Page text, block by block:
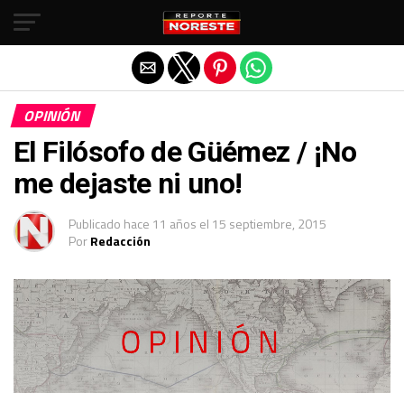
OPINIÓN
El Filósofo de Güémez / ¡No
me dejaste ni uno!
Publicado hace 11 años el 15 septiembre, 2015
PorRedacción
Salir de la versión móvil